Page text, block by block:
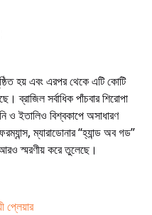
হয় এবং এরপর থেকে এটি কোটি
ব্রাজিল সর্বাধিক পাঁচবার শিরোপা
ও ইতালিও বিশ্বকাপে অসাধারণ
ম্যারাডোনার “হ্যান্ড অব গড”
স্মরণীয় করে তুলেছে।